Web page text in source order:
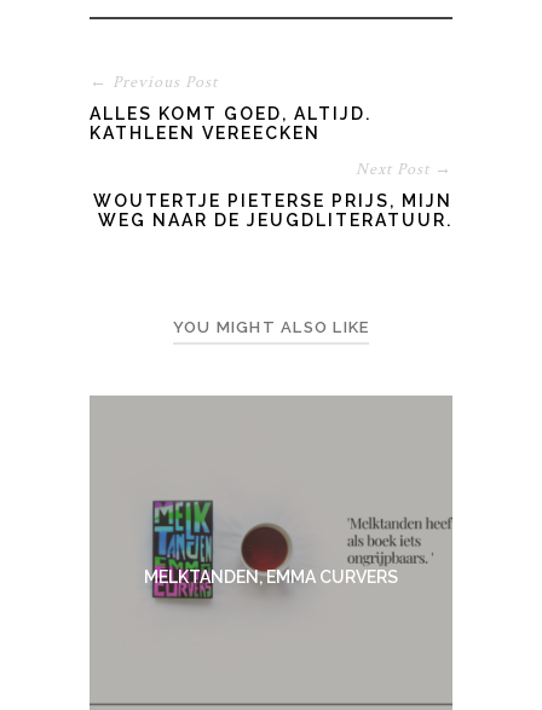
← Previous Post
ALLES KOMT GOED, ALTIJD.
KATHLEEN VEREECKEN
Next Post →
DE WOUTERTJE PIETERSE PRIJS, MIJN
WEG NAAR DE JEUGDLITERATUUR.
YOU MIGHT ALSO LIKE
MELKTANDEN, EMMA CURVERS